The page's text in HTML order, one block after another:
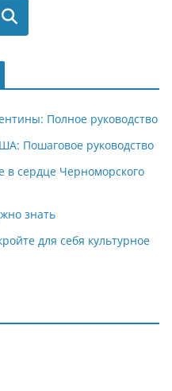
Полное руководство
Пошаговое руководство
в сердце Черноморского
знать
для себя культурное